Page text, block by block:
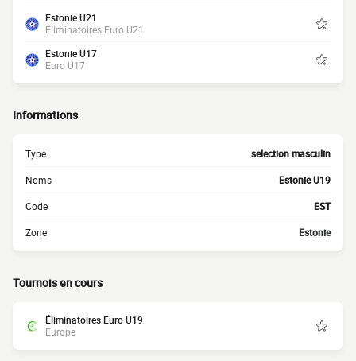
Estonie U21
Éliminatoires Euro U21
Estonie U17
Euro U17
Informations
Type selection masculin
Noms Estonie U19
Code EST
Zone Estonie
Tournois en cours
Éliminatoires Euro U19
Europe